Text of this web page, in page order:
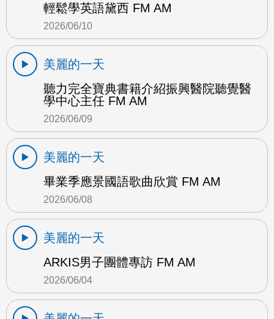
輕鬆學英語黛西 FM AM
2026/06/10
美麗的一天
聽力完全寶典書籍介紹振興醫院聽覺醫
學中心主任 FM AM
2026/06/09
美麗的一天
畢業季應景國語歌曲欣賞 FM AM
2026/06/08
美麗的一天
ARKIS男子團體專訪 FM AM
2026/06/04